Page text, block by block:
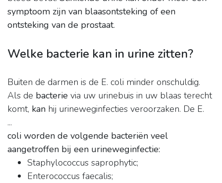
symptoom zijn van blaasontsteking of een
ontsteking van de prostaat.
Welke bacterie kan in urine zitten?
Buiten de darmen is de E. coli minder onschuldig.
Als de bacterie via uw urinebuis in uw blaas terecht
komt, kan hij urineweginfecties veroorzaken. De E.
...
coli worden de volgende bacteriën veel
aangetroffen bij een urineweginfectie:
Staphylococcus saprophytic;
Enterococcus faecalis;